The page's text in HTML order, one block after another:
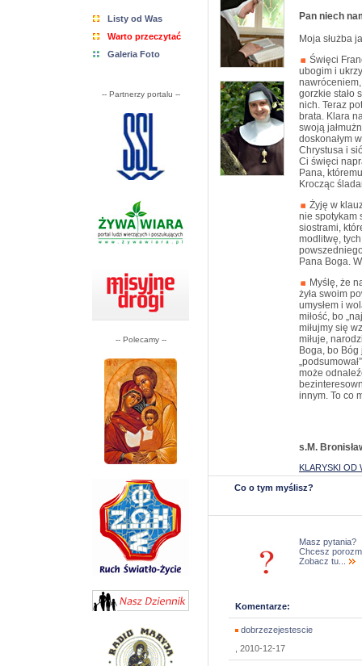
Listy od Was
Warto przeczytać
Galeria Foto
-- Partnerzy portalu --
-- Polecamy --
Pan niech
Moja służba
Święci
ubogim i
gorzkie stało
nich. Teraz
brata. Klara
swoją
doskonałym
Chrystusa i
Ci święci
Pana,
Krocząc
Żyję w
nie spotykam
siostrami,
modlitwę,
Pana Boga.
Myślę, że
żyła swoim
umysłem i
miłość, bo
miłujmy się
miłuje,
Boga, bo Bóg
może
innym. To co
s.M.
KLARYSKI
Co o tym myślisz?
Masz pytania?
Chcesz
Zobacz tu...
Komentarze:
dobrzezejestescie
, 2010-12-17